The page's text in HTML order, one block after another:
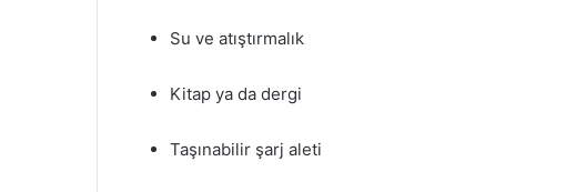
Su ve atıştırmalık
Kitap ya da dergi
Taşınabilir şarj aleti